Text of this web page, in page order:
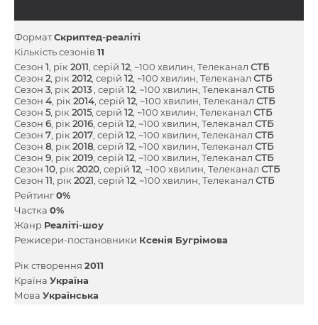
ФорматСкриптед-реаліті
Кількість сезонів 11
Сезон 1 , рік 2011 , серій 12, ~100 хвилин, Телеканал СТБ
Сезон 2, рік 2012, серій 12, ~100 хвилин, Телеканал СТБ
Сезон 3, рік 2013 , серій 12, ~100 хвилин, Телеканал СТБ
Сезон 4 , рік 2014 , серій 12, ~100 хвилин, Телеканал СТБ
Сезон 5, рік 2015, серій 12, ~100 хвилин, Телеканал СТБ
Сезон 6 , рік 2016 , серій 12, ~100 хвилин, Телеканал СТБ
Сезон 7 , рік 2017 , серій 12, ~100 хвилин, Телеканал СТБ
Сезон 8, рік 2018, серій 12, ~100 хвилин, Телеканал СТБ
Сезон 9 , рік 2019 , серій 12, ~100 хвилин, Телеканал СТБ
Сезон 10 , рік 2020 , серій 12, ~100 хвилин, Телеканал СТБ
Сезон 11 , рік 2021 , серій 12, ~100 хвилин, Телеканал СТБ
Рейтинг0%
Частка 0%
Жанр Реаліті-шоу
Режисери-постановники Ксенія Бугрімова
Рік створення 2011
Країна Україна
Мова Українська